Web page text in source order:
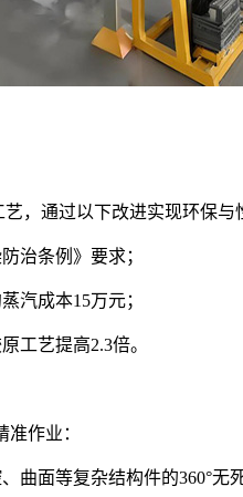
，通过以下改进实现环保与
治条例》要求；
汽成本15万元；
工艺提高2.3倍。
作业：
曲面等复杂结构件的360°无